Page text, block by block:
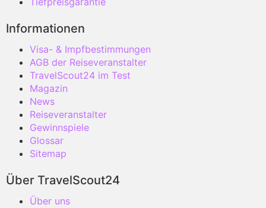
Informationen
Visa- & Impfbestimmungen
AGB der Reiseveranstalter
TravelScout24 im Test
Magazin
News
Reiseveranstalter
Gewinnspiele
Glossar
Sitemap
Über TravelScout24
Über uns